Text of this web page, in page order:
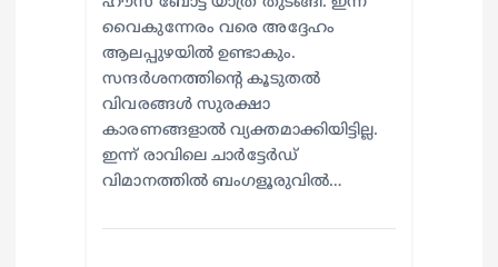
വൈകുന്നേരം വരെ അദ്ദേഹം
ആലപ്പുഴയിൽ ഉണ്ടാകും.
സന്ദർശനത്തിന്റെ കൂടുതൽ
വിവരങ്ങൾ സുരക്ഷാ
കാരണങ്ങളാൽ വ്യക്തമാക്കിയിട്ടില്ല.
ഇന്ന് രാവിലെ ചാർട്ടേർഡ്
വിമാനത്തിൽ ബംഗളൂരുവിൽ…